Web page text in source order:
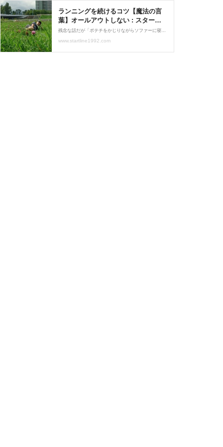
ランニングを続けるコツ【魔法の言
葉】オールアウトしない : スタート
ラインはどこですか？
残念な話だが「ポテチをかじりながらソファーに寝そべってるだけで速くなる」みたいなマラソンメソッドは今のところないようだ。そして、たぶんこの先永遠にそんなメソッドが世に登場することはないだろう。なぜなら「ポテチをかじりながらソファーに寝そべる」という行為に
www.startline1992.com